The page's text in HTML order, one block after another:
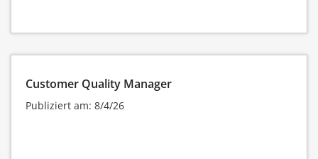
Customer Quality Manager
Publiziert am: 8/4/26